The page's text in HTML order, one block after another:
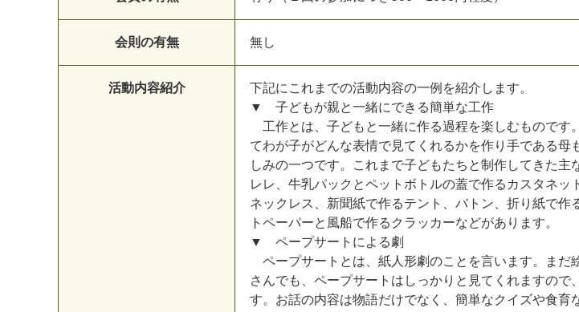
会則の有無 無し
活動内容紹介
下記にこれまでの活動内容の一例を紹介します。
▼ 子どもが親と一緒にできる簡単な工作
工作とは、子どもと一緒に作る過程を楽しむものです
てわが子がどんな表情で見てくれるかを作り手である母
しみの一つです。これまで子どもたちと制作してきた主
レレ、牛乳パックとペットボトルの蓋で作るカスタネッ
ネックレス、新聞紙で作るテント、バトン、折り紙で作
トペーパーと風船で作るクラッカーなどがあります。
▼ ペープサートによる劇
ペープサートとは、紙人形劇のことを言います。まだ
さんでも、ペープサートはしっかりと見てくれますので
す。お話の内容は物語だけでなく、簡単なクイズや食育